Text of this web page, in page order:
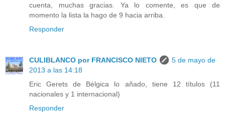
cuenta, muchas gracias. Ya lo comente, es que de
momento la lista la hago de 9 hacia arriba.
Responder
CULIBLANCO por FRANCISCO NIETO
5 de mayo de
2013 a las 14:18
Eric Gerets de Bélgica lo añado, tiene 12 títulos (11
nacionales y 1 internacional)
Responder